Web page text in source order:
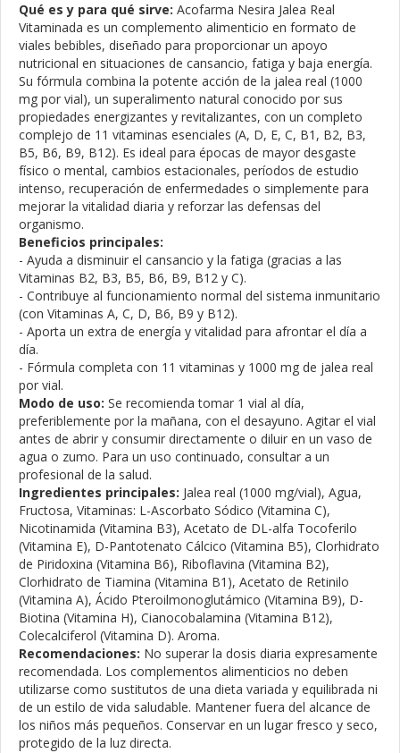
Qué es y para qué sirve: Acofarma Nesira Jalea Real
Vitaminada es un complemento alimenticio en formato de
viales bebibles, diseñado para proporcionar un apoyo
nutricional en situaciones de cansancio, fatiga y baja energía.
Su fórmula combina la potente acción de la jalea real (1000
mg por vial), un superalimento natural conocido por sus
propiedades energizantes y revitalizantes, con un completo
complejo de 11 vitaminas esenciales (A, D, E, C, B1, B2, B3,
B5, B6, B9, B12). Es ideal para épocas de mayor desgaste
físico o mental, cambios estacionales, períodos de estudio
intenso, recuperación de enfermedades o simplemente para
mejorar la vitalidad diaria y reforzar las defensas del
organismo.
Beneficios principales:
- Ayuda a disminuir el cansancio y la fatiga (gracias a las
Vitaminas B2, B3, B5, B6, B9, B12 y C).
- Contribuye al funcionamiento normal del sistema inmunitario
(con Vitaminas A, C, D, B6, B9 y B12).
- Aporta un extra de energía y vitalidad para afrontar el día a
día.
- Fórmula completa con 11 vitaminas y 1000 mg de jalea real
por vial.
Modo de uso: Se recomienda tomar 1 vial al día,
preferiblemente por la mañana, con el desayuno. Agitar el vial
antes de abrir y consumir directamente o diluir en un vaso de
agua o zumo. Para un uso continuado, consultar a un
profesional de la salud.
Ingredientes principales: Jalea real (1000 mg/vial), Agua,
Fructosa, Vitaminas: L-Ascorbato Sódico (Vitamina C),
Nicotinamida (Vitamina B3), Acetato de DL-alfa Tocoferilo
(Vitamina E), D-Pantotenato Cálcico (Vitamina B5), Clorhidrato
de Piridoxina (Vitamina B6), Riboflavina (Vitamina B2),
Clorhidrato de Tiamina (Vitamina B1), Acetato de Retinilo
(Vitamina A), Ácido Pteroilmonoglutámico (Vitamina B9), D-
Biotina (Vitamina H), Cianocobalamina (Vitamina B12),
Colecalciferol (Vitamina D). Aroma.
Recomendaciones: No superar la dosis diaria expresamente
recomendada. Los complementos alimenticios no deben
utilizarse como sustitutos de una dieta variada y equilibrada ni
de un estilo de vida saludable. Mantener fuera del alcance de
los niños más pequeños. Conservar en un lugar fresco y seco,
protegido de la luz directa.